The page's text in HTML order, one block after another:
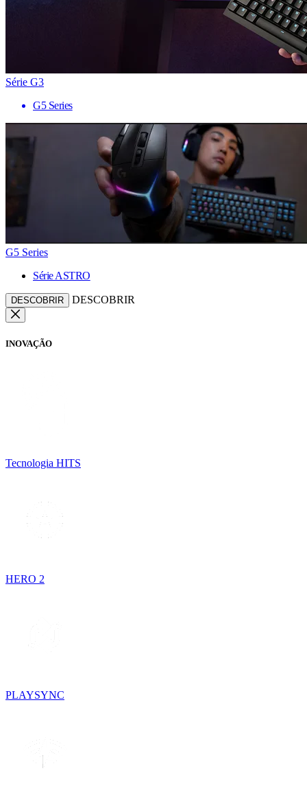
Série G3
G5 Series
G5 Series
Série ASTRO
DESCOBRIR DESCOBRIR
INOVAÇÃO
Tecnologia HITS
HERO 2
PLAYSYNC